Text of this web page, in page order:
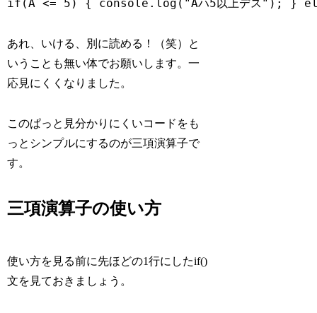
if(A <= 5) { console.log("Aハ5以上デス"); }
あれ、いける、別に読める！（笑）と
いうことも無い体でお願いします。一
応見にくくなりました。
このぱっと見分かりにくいコードをも
っとシンプルにするのが三項演算子で
す。
三項演算子の使い方
使い方を見る前に先ほどの1行にしたif()
文を見ておきましょう。